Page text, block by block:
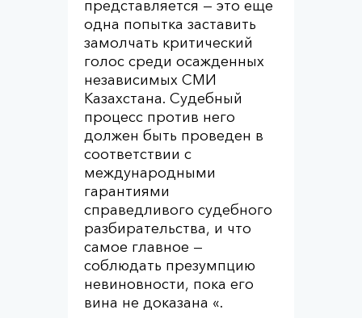
представляется — это еще
одна попытка заставить
замолчать критический
голос среди осажденных
независимых СМИ
Казахстана. Судебный
процесс против него
должен быть проведен в
соответствии с
международными
гарантиями
справедливого судебного
разбирательства, и что
самое главное —
соблюдать презумпцию
невиновности, пока его
вина не доказана «.